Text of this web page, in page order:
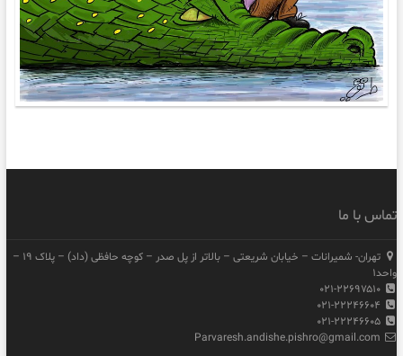
تماس با ما
تهران- شمیرانات – خیابان شریعتی – بالاتر از پل صدر – کوچه حافظی (داد) – پلاک ۱۹ –
واحد۱